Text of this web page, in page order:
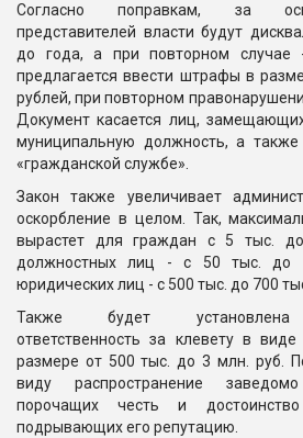
Согласно поправкам, за
представителей власти будут
до года, а при повторном
предлагается ввести штрафы в
рублей, при повторном
Документ касается лиц,
муниципальную должность, а также
«гражданской службе».
Закон также увеличивает
оскорбление в целом. Так,
вырастет для граждан с 5 тыс.
должностных лиц - с 50 тыс. до
юридических лиц - с 500 тыс. до 700
Также будет установлена
ответственность за клевету в
размере от 500 тыс. до 3 млн. руб.
виду распространение
порочащих честь и
подрывающих его репутацию.